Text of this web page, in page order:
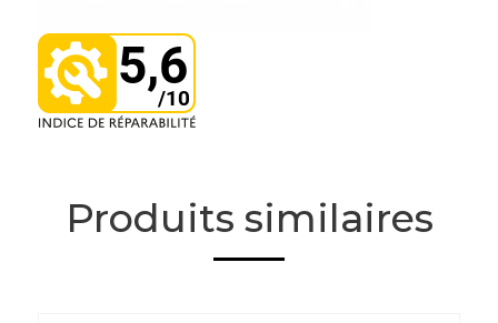
Produits similaires